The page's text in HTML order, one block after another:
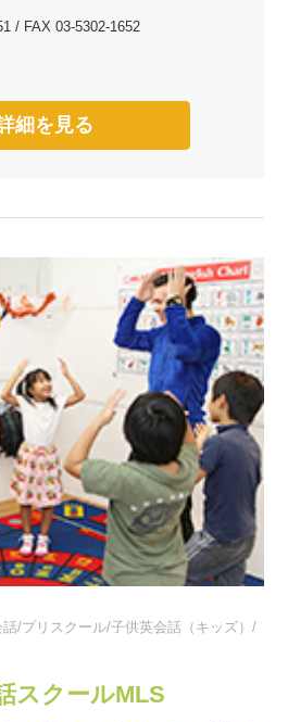
/ FAX 03-5302-1652
細を見る
/プリスクール/子供英会話（キッズ）/
スクールMLS